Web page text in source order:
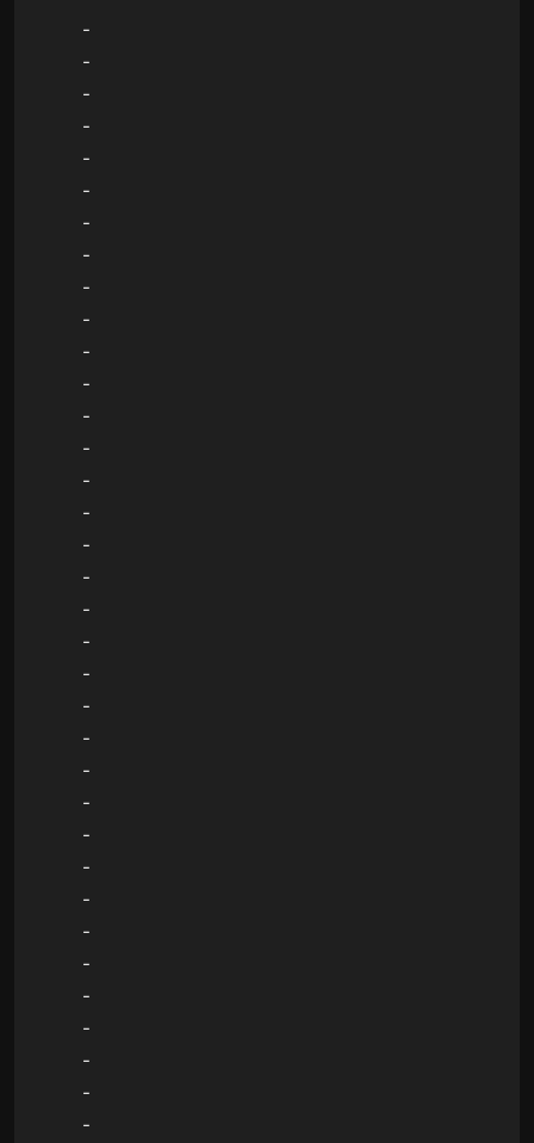
-
-
-
-
-
-
-
-
-
-
-
-
-
-
-
-
-
-
-
-
-
-
-
-
-
-
-
-
-
-
-
-
-
-
-